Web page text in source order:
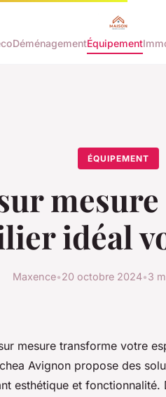
DéménagementÉquipement
ÉQUIPEMENT
idéal
Maxence•20 octobre 2024•3
mesure transforme votre
Avignon propose des
esthétique et fonctionnalité.